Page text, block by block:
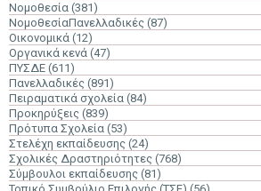
Νομοθεσία (381)
ΝομοθεσίαΠανελλαδικές (87)
Οικονομικά (12)
Οργανικά κενά (47)
ΠΥΣΔΕ (611)
Πανελλαδικές (891)
Πειραματικά σχολεία (84)
Προκηρύξεις (839)
Πρότυπα Σχολεία (53)
Στελέχη εκπαίδευσης (24)
Σχολικές Δραστηριότητες (768)
Σύμβουλοι εκπαίδευσης (81)